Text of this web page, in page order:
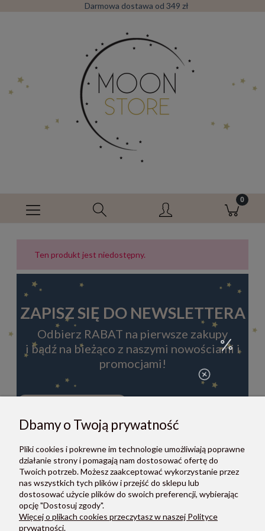
Darmowa dostawa od 349 zł
Ten produkt jest niedostępny.
ZAPISZ SIĘ DO NEWSLETTERA
Odbierz RABAT na pierwsze zakupy
i bądź na bieżąco z naszymi nowościami i
promocjami!
ZAPISZ SIĘ
Zapisując się do newslettera, akceptujesz Regulamin i Politykę
prywatności.
O NAS
Dbamy o Twoją prywatność
Pliki cookies i pokrewne im technologie umożliwiają poprawne
działanie strony i pomagają nam dostosować ofertę do
Twoich potrzeb. Możesz zaakceptować wykorzystanie przez
nas wszystkich tych plików i przejść do sklepu lub
dostosować użycie plików do swoich preferencji, wybierając
opcję "Dostosuj zgody".
Więcej o plikach cookies przeczytasz w naszej Polityce
prywatności.